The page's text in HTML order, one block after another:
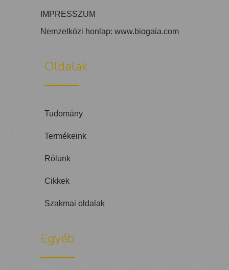
IMPRESSZUM
Nemzetközi honlap: www.biogaia.com
Oldalak
Tudomány
Termékeink
Rólunk
Cikkek
Szakmai oldalak
Egyéb